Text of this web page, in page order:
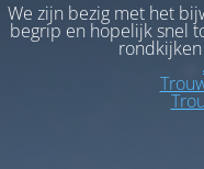
We zijn bezig met het
begrip en hopelijk snel